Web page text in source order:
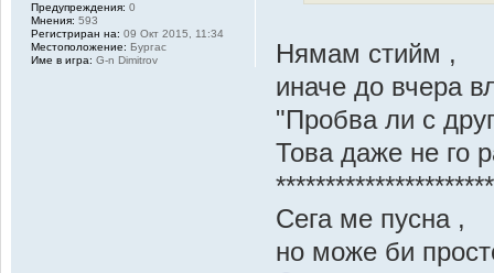
Нямам стийм ,
иначе до вчера
"Пробва ли с
Това даже не го
Сега ме пусна ,
но може би
Предупреждения: 0
Мнения: 593
Регистриран на: 09 Окт 2015, 11:34
Местоположение: Бургас
Име в игра: G-n Dimitrov